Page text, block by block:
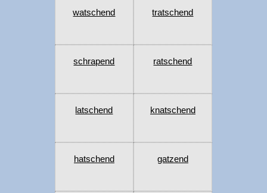
watschend tratschend
schrapend ratschend
latschend knatschend
hatschend gatzend